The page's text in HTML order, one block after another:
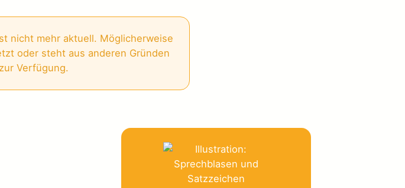
nicht mehr aktuell. Möglicherweise
oder steht aus anderen Gründen
Verfügung.